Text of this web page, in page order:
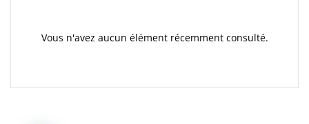
Vous n'avez aucun élément récemment consulté.